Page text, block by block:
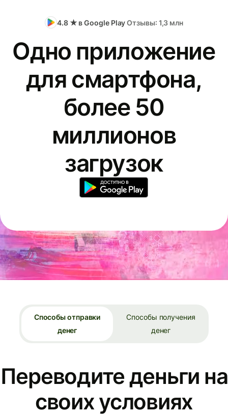
4.8 ★ в Google PlayОтзывы: 1,3 млн
Одно приложение
для смартфона,
более 50
миллионов
загрузок
Способы отправки
денег
Способы получения
денег
Переводите деньги на
своих условиях